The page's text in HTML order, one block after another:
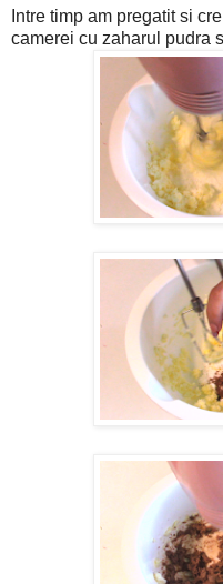
Intre timp am pregatit si
camerei cu zaharul pudra